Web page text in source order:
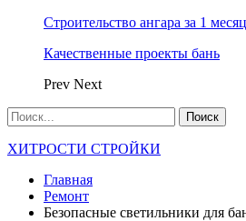
Строительство ангара за 1
Качественные проекты бань
Prev Next
ХИТРОСТИ СТРОЙКИ
Главная
Ремонт
Безопасные светильники для